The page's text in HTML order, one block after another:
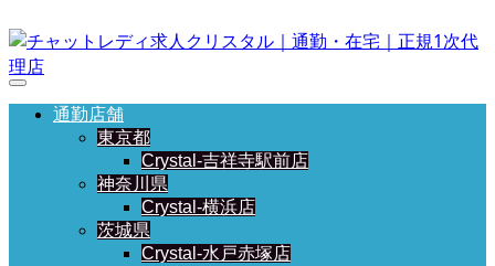
通勤店舗
東京都
Crystal-吉祥寺駅前店
神奈川県
Crystal-横浜店
茨城県
Crystal-水戸赤塚店